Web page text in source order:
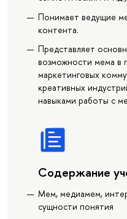
Понимает ведущие
контента.
Представляет
возможности мема в
маркетинговых
креативных
навыками работы с
Содержание
Мем, медиамем,
сущности понятия